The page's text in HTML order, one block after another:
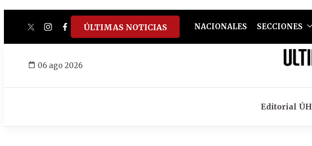
twitterinstagram
facebook
tiktokyoutube
spotify
ÚLTIMAS NOTICIAS NACIONALES SECCIONES
06 ago 2026
Editorial ÚH